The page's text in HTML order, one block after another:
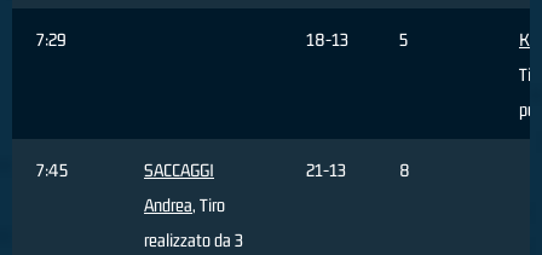
7:29 18-13 5
7:45
SACCAGGI
Andrea, Tiro
realizzato da 3
21-13 8